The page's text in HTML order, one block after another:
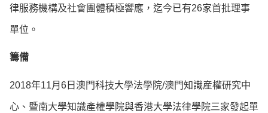
律服務機構及社會團體積極響應，迄今已有26家首批理事
單位。
籌備
2018年11月6日澳門科技大學法學院/澳門知識産權研究中
心、暨南大學知識產權學院與香港大學法律學院三家發起單